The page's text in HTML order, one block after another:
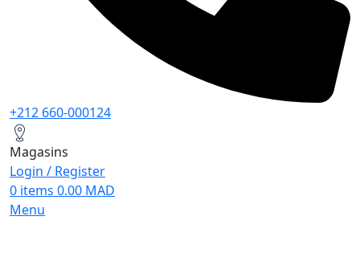
+212 660-000124
Magasins
Login / Register
0 items 0.00 MAD
Menu